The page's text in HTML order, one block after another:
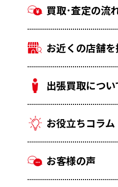
買取･査定の流
お近くの店舗
出張買取につい
お役立ちコラム
お客様の声